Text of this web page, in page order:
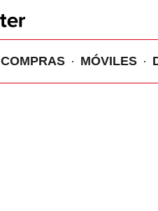
COMPRAS MÓVILES